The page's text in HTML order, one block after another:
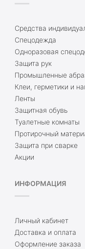
Средства
Спецодежда
Одноразовая
Защита рук
Промышленные
Клеи, герметики и
Ленты
Защитная обувь
Туалетные комнаты
Протирочный
Защита при сварке
Акции
ИНФОРМАЦИЯ
Личный кабинет
Доставка и оплата
Оформление заказа